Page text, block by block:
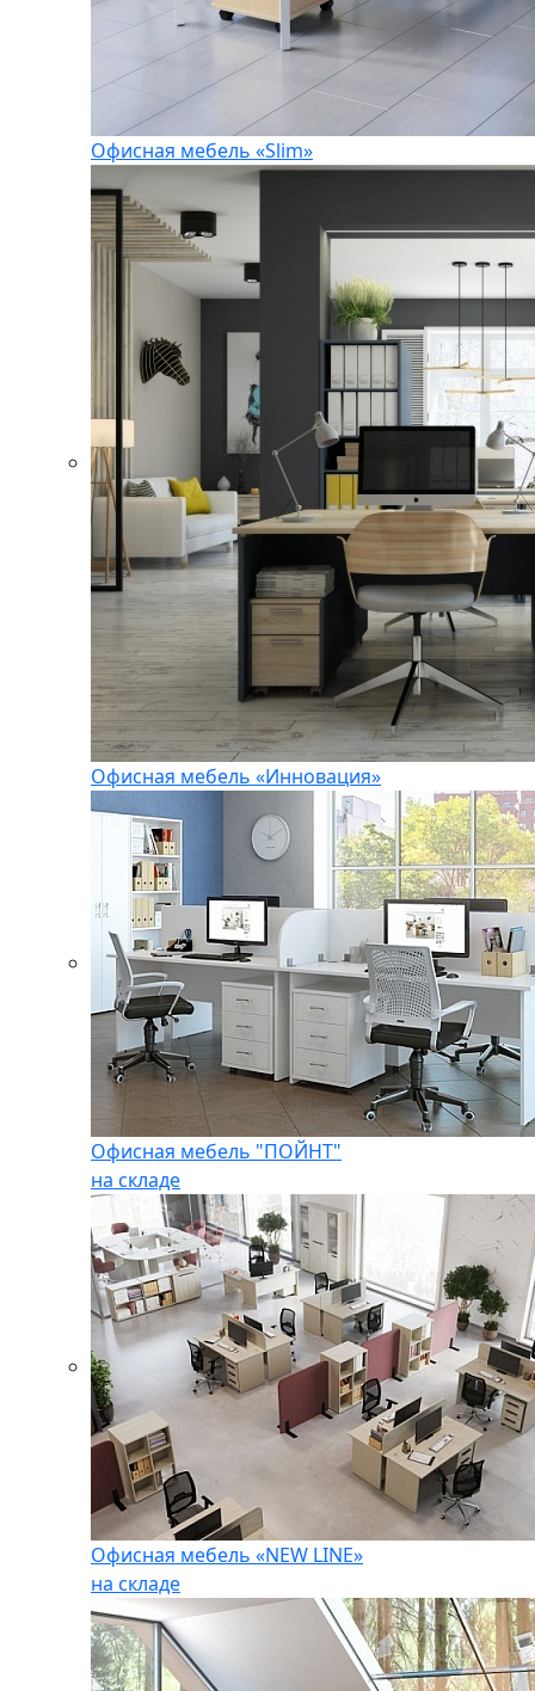
Офисная мебель «Slim»
Офисная мебель «Инновация»
Офисная мебель "ПОЙНТ"
на складе
Офисная мебель «NEW LINE»
на складе